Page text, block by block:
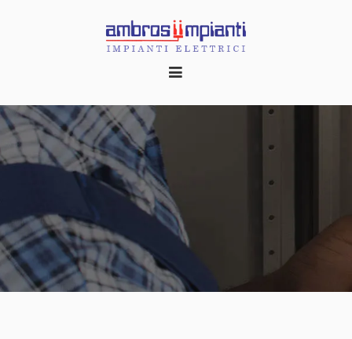
HOME
CHI SIAMO
REALIZZAZIONI
CONTATTI